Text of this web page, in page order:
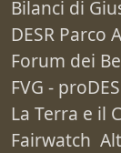
Bilanci di
DESR Parco
Forum dei
FVG - proDES
La Terra e il
Fairwatch